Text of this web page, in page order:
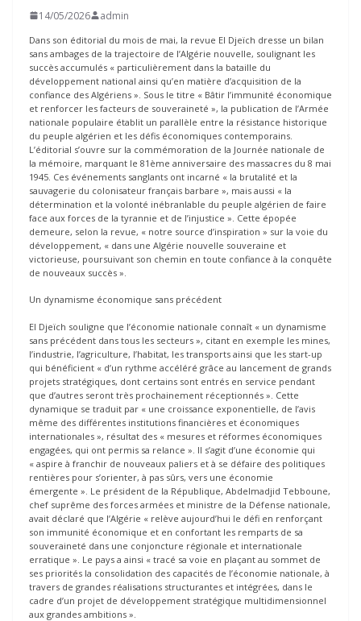
14/05/2026 admin
Dans son éditorial du mois de mai, la revue El Djeïch dresse un bilan
sans ambages de la trajectoire de l’Algérie nouvelle, soulignant les
succès accumulés « particulièrement dans la bataille du
développement national ainsi qu’en matière d’acquisition de la
confiance des Algériens ». Sous le titre « Bâtir l’immunité économique
et renforcer les facteurs de souveraineté », la publication de l’Armée
nationale populaire établit un parallèle entre la résistance historique
du peuple algérien et les défis économiques contemporains.
L’éditorial s’ouvre sur la commémoration de la Journée nationale de
la mémoire, marquant le 81ème anniversaire des massacres du 8 mai
1945. Ces événements sanglants ont incarné « la brutalité et la
sauvagerie du colonisateur français barbare », mais aussi « la
détermination et la volonté inébranlable du peuple algérien de faire
face aux forces de la tyrannie et de l’injustice ». Cette épopée
demeure, selon la revue, « notre source d’inspiration » sur la voie du
développement, « dans une Algérie nouvelle souveraine et
victorieuse, poursuivant son chemin en toute confiance à la conquête
de nouveaux succès ».
Un dynamisme économique sans précédent
El Djeïch souligne que l’économie nationale connaît « un dynamisme
sans précédent dans tous les secteurs », citant en exemple les mines,
l’industrie, l’agriculture, l’habitat, les transports ainsi que les start-up
qui bénéficient « d’un rythme accéléré grâce au lancement de grands
projets stratégiques, dont certains sont entrés en service pendant
que d’autres seront très prochainement réceptionnés ». Cette
dynamique se traduit par « une croissance exponentielle, de l’avis
même des différentes institutions financières et économiques
internationales », résultat des « mesures et réformes économiques
engagées, qui ont permis sa relance ». Il s’agit d’une économie qui
« aspire à franchir de nouveaux paliers et à se défaire des politiques
rentières pour s’orienter, à pas sûrs, vers une économie
émergente ». Le président de la République, Abdelmadjid Tebboune,
chef suprême des forces armées et ministre de la Défense nationale,
avait déclaré que l’Algérie « relève aujourd’hui le défi en renforçant
son immunité économique et en confortant les remparts de sa
souveraineté dans une conjoncture régionale et internationale
erratique ». Le pays a ainsi « tracé sa voie en plaçant au sommet de
ses priorités la consolidation des capacités de l’économie nationale, à
travers de grandes réalisations structurantes et intégrées, dans le
cadre d’un projet de développement stratégique multidimensionnel
aux grandes ambitions ».